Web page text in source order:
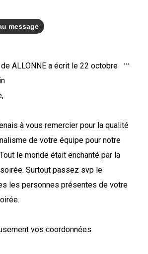
de ALLONNE a écrit le22 octobre
à vous remercier pour la qualité
de votre équipe pour notre
le monde était enchanté par la
Surtout passez svp le
les personnes présentes de votre
vos coordonnées.
...